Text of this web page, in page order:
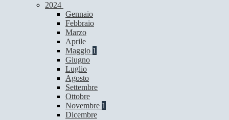
2024
Gennaio
Febbraio
Marzo
Aprile
Maggio 1
Giugno
Luglio
Agosto
Settembre
Ottobre
Novembre 1
Dicembre